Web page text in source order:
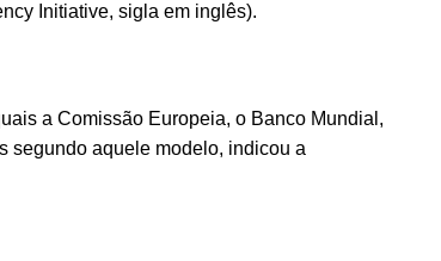
Initiative, sigla em inglês).
a Comissão Europeia, o Banco Mundial,
segundo aquele modelo, indicou a